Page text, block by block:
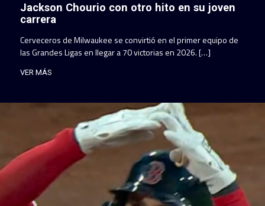
Jackson Chourio con otro hito en su joven
carrera
Cerveceros de Milwaukee se convirtió en el primer equipo de
las Grandes Ligas en llegar a 70 victorias en 2026. […]
VER MÁS